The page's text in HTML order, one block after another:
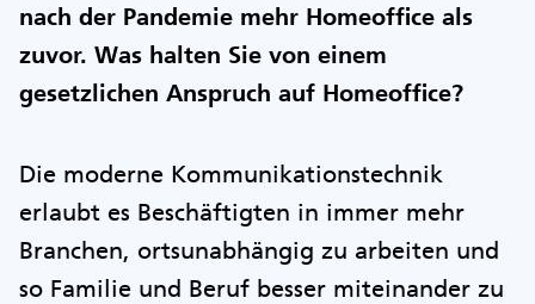
nach der Pandemie mehr Homeoffice als
zuvor. Was halten Sie von einem
gesetzlichen Anspruch auf Homeoffice?
Die moderne Kommunikationstechnik
erlaubt es Beschäftigten in immer mehr
Branchen, ortsunabhängig zu arbeiten und
so Familie und Beruf besser miteinander zu